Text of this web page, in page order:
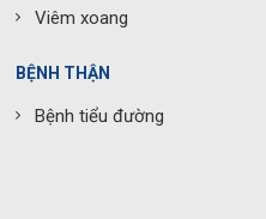
Viêm xoang
BỆNH THẬN
Bệnh tiểu đường